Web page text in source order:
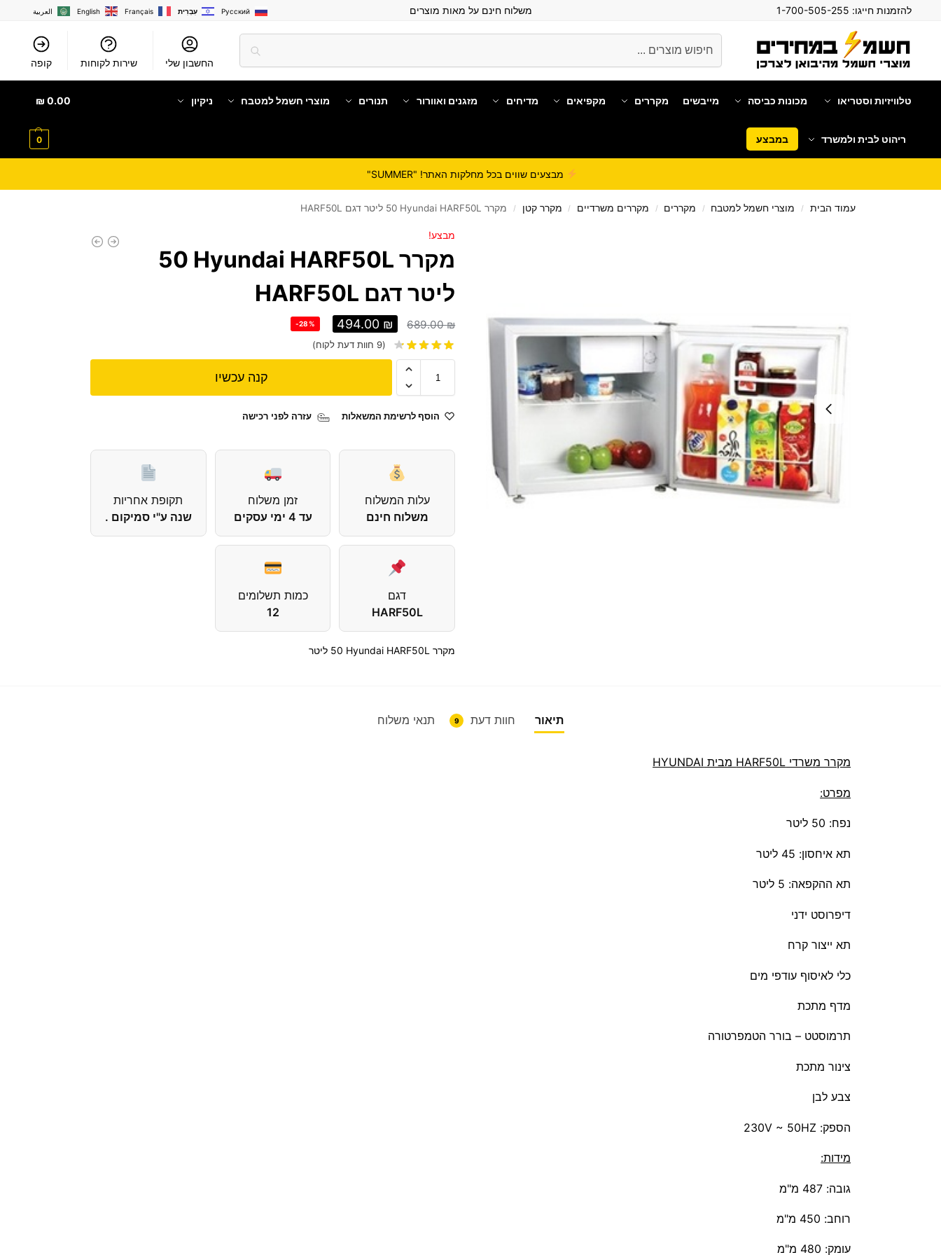
להזמנות חייגו: משלוח חינם על מאות מוצרים العربية English Français עִבְרִית Русский
החשבון שלי שירות לקוחות קופה
טלוויזיות וסטריאו מכונות כביסה מייבשים מקררים מקפיאים מדיחים מזגנים ואוורור תנורים מוצרי חשמל למטבח ניקיון
ריהוט לבית ולמשרד במבצע
0.00
₪
0
מבצעים שווים בכל מחלקות האתר! "SUMMER"
עמוד הבית / מוצרי חשמל למטבח / מקררים / מקררים משרדיים / מקרר קטן / מקרר Hyundai HARF50L ‏50 ‏ליטר דגם HARF50L
מבצע!
מקרר Hyundai HARF50L ‏50
‏ליטר דגם HARF50L
689.00₪
494.00 ₪
-28%
(
9 חוות דעת לקוח)
קנה עכשיו
הוסף לרשימת המשאלות עזרה לפני רכישה
עלות המשלוח
משלוח חינם
זמן משלוח
עד 4 ימי עסקים
תקופת אחריות
שנה ע"י סמיקום .
דגם
HARF50L
כמות תשלומים
12
מקרר Hyundai HARF50L ‏50 ‏ליטר
תיאור חוות דעת 9 תנאי משלוח
מקרר משרדי HARF50L מבית HYUNDAI
מפרט:
נפח: 50 ליטר
תא איחסון: 45 ליטר
תא ההקפאה: 5 ליטר
דיפרוסט ידני
תא ייצור קרח
כלי לאיסוף עודפי מים
מדף מתכת
תרמוסטט – בורר הטמפרטורה
צינור מתכת
צבע לבן
הספק: 230V ~ 50HZ
מידות:
גובה: 487 מ"מ
רוחב: 450 מ"מ
עומק: 480 מ"מ